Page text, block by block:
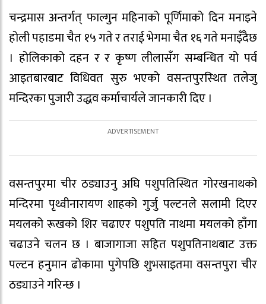
चन्द्रमास अन्तर्गत् फाल्गुन महिनाको पूर्णिमाको दिन मनाइने
होली पहाडमा चैत १५ गते र तराई भेगमा चैत १६ गते मनाइँदैछ
। होलिकाको दहन र र कृष्ण लीलासँग सम्बन्धित यो पर्व
आइतबारबाट विधिवत सुरु भएको वसन्तपुरस्‍थित तलेजु
मन्दिरका पुजारी उद्धव कर्माचार्यले जानकारी दिए ।
वसन्तपुरमा चीर ठड्याउनु अघि पशुपतिस्थित गोरखनाथको
मन्दिरमा पृथ्वीनारायण शाहको गुर्जु पल्टनले सलामी दिएर
मयलको रूखको शिर चढाएर पशुपति नाथमा मयलको हाँगा
चढाउने चलन छ । बाजागाजा सहित पशुपतिनाथबाट उक्त
पल्टन हनुमान ढोकामा पुगेपछि शुभसाइतमा वसन्तपुरा चीर
ठड्याउने गरिन्छ ।